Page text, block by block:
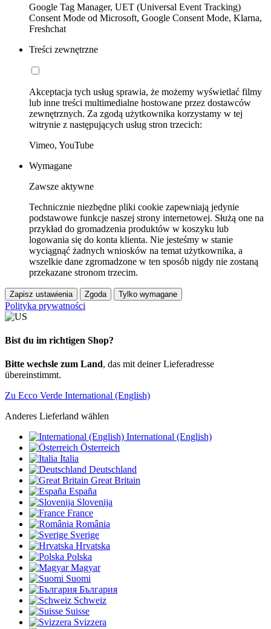
Google Tag Manager, UET (Universal Event Tracking)
Consent Mode od Microsoft, Google Consent Mode, Klarna,
Freshchat
Treści zewnętrzne
Akceptacja tych usług sprawia, że możemy wyświetlać filmy
lub inne treści multimedialne hostowane przez dostawców
zewnętrznych. Za zgodą użytkownika korzystamy w tej
witrynie z następujących usług stron trzecich:
Vimeo, YouTube
Wymagane
Zawsze aktywne
Technicznie niezbędne pliki cookie zapewniają jedynie
podstawowe funkcje naszej strony internetowej. Służą one na
przykład do gromadzenia produktów w koszyku lub
logowania się do konta klienta. Nie jesteśmy w stanie
wyciągnąć żadnych wniosków na temat użytkownika, a
wszelkie dane zgromadzone w ten sposób nigdy nie zostaną
przekazane stronom trzecim.
Zapisz ustawienia Zgoda Tylko wymagane
Polityka prywatności
Bist du im richtigen Shop?
Bitte wechsle zum Land, das mit deiner Lieferadresse
übereinstimmt.
Zu Ecco Verde International (English)
Anderes Lieferland wählen
International (English)
Österreich
Italia
Deutschland
Great Britain
España
Slovenija
France
România
Sverige
Hrvatska
Polska
Magyar
Suomi
България
Schweiz
Suisse
Svizzera